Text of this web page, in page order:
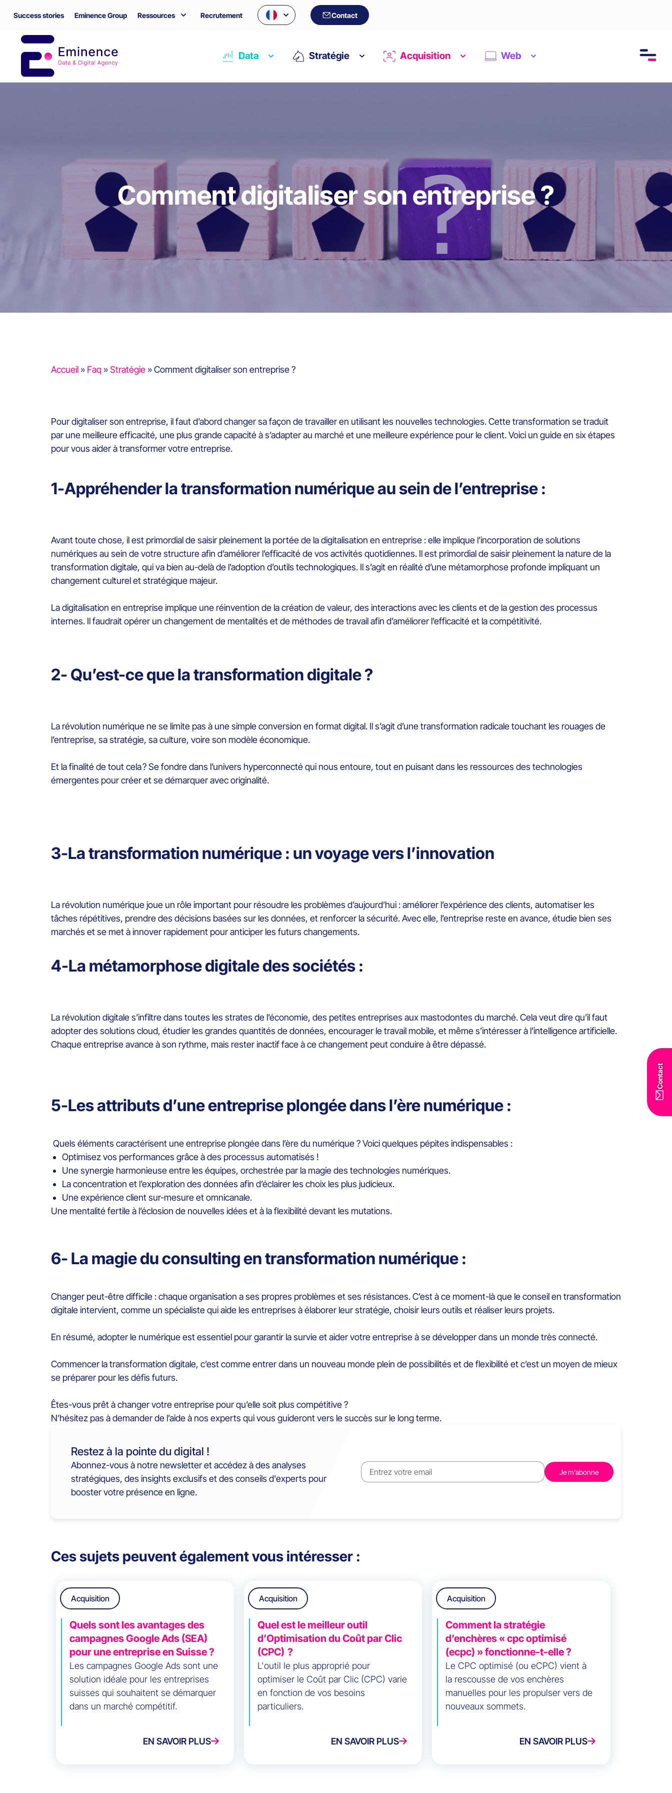
Success stories Eminence Group Ressources Recrutement Contact
Contact
Data Stratégie Acquisition Web
Comment digitaliser son entreprise ?
Accueil » Faq »Stratégie »Comment digitaliser son entreprise ?
Pour digitaliser son entreprise, il faut d’abord changer sa façon de travailler en utilisant les nouvelles technologies. Cette transformation se traduit
par une meilleure efficacité, une plus grande capacité à s’adapter au marché et une meilleure expérience pour le client. Voici un guide en six étapes
pour vous aider à transformer votre entreprise.
1-Appréhender la transformation numérique au sein de l’entreprise :
Avant toute chose, il est primordial de saisir pleinement la portée de la digitalisation en entreprise : elle implique l’incorporation de solutions
numériques au sein de votre structure afin d’améliorer l’efficacité de vos activités quotidiennes. Il est primordial de saisir pleinement la nature de la
transformation digitale, qui va bien au-delà de l’adoption d’outils technologiques. Il s’agit en réalité d’une métamorphose profonde impliquant un
changement culturel et stratégique majeur.
La digitalisation en entreprise implique une réinvention de la création de valeur, des interactions avec les clients et de la gestion des processus
internes. Il faudrait opérer un changement de mentalités et de méthodes de travail afin d’améliorer l’efficacité et la compétitivité.
2- Qu’est-ce que la transformation digitale ?
La révolution numérique ne se limite pas à une simple conversion en format digital. Il s’agit d’une transformation radicale touchant les rouages de
l’entreprise, sa stratégie, sa culture, voire son modèle économique.
Et la finalité de tout cela ? Se fondre dans l’univers hyperconnecté qui nous entoure, tout en puisant dans les ressources des technologies
émergentes pour créer et se démarquer avec originalité.
3-La transformation numérique : un voyage vers l’innovation
La révolution numérique joue un rôle important pour résoudre les problèmes d’aujourd’hui : améliorer l’expérience des clients, automatiser les
tâches répétitives, prendre des décisions basées sur les données, et renforcer la sécurité. Avec elle, l’entreprise reste en avance, étudie bien ses
marchés et se met à innover rapidement pour anticiper les futurs changements.
4-La métamorphose digitale des sociétés :
La révolution digitale s’infiltre dans toutes les strates de l’économie, des petites entreprises aux mastodontes du marché. Cela veut dire qu’il faut
adopter des solutions cloud, étudier les grandes quantités de données, encourager le travail mobile, et même s’intéresser à l’intelligence artificielle.
Chaque entreprise avance à son rythme, mais rester inactif face à ce changement peut conduire à être dépassé.
5-Les attributs d’une entreprise plongée dans l’ère numérique :
Quels éléments caractérisent une entreprise plongée dans l’ère du numérique ? Voici quelques pépites indispensables :
Optimisez vos performances grâce à des processus automatisés !
Une synergie harmonieuse entre les équipes, orchestrée par la magie des technologies numériques.
La concentration et l’exploration des données afin d’éclairer les choix les plus judicieux.
Une expérience client sur-mesure et omnicanale.
Une mentalité fertile à l’éclosion de nouvelles idées et à la flexibilité devant les mutations.
6- La magie du consulting en transformation numérique :
Changer peut-être difficile : chaque organisation a ses propres problèmes et ses résistances. C’est à ce moment-là que le conseil en transformation
digitale intervient, comme un spécialiste qui aide les entreprises à élaborer leur stratégie, choisir leurs outils et réaliser leurs projets.
En résumé, adopter le numérique est essentiel pour garantir la survie et aider votre entreprise à se développer dans un monde très connecté.
Commencer la transformation digitale, c’est comme entrer dans un nouveau monde plein de possibilités et de flexibilité et c’est un moyen de mieux
se préparer pour les défis futurs.
Êtes-vous prêt à changer votre entreprise pour qu’elle soit plus compétitive ?
N’hésitez pas à demander de l’aide à nos experts qui vous guideront vers le succès sur le long terme.
Restez à la pointe du digital !
Abonnez-vous à notre newsletter et accédez à des analyses
stratégiques, des insights exclusifs et des conseils d'experts pour
booster votre présence en ligne.
Ces sujets peuvent également vous intéresser :
Acquisition
Quels sont les avantages des
campagnes Google Ads (SEA)
pour une entreprise en Suisse ?
Les campagnes Google Ads sont une
solution idéale pour les entreprises
suisses qui souhaitent se démarquer
dans un marché compétitif.
EN SAVOIR PLUS
Acquisition
Quel est le meilleur outil
d’Optimisation du Coût par Clic
(CPC) ?
L'outil le plus approprié pour
optimiser le Coût par Clic (CPC) varie
en fonction de vos besoins
particuliers.
EN SAVOIR PLUS
Acquisition
Comment la stratégie
d’enchères « cpc optimisé
(ecpc) » fonctionne-t-elle ?
Le CPC optimisé (ou eCPC) vient à
la rescousse de vos enchères
manuelles pour les propulser vers de
nouveaux sommets.
EN SAVOIR PLUS